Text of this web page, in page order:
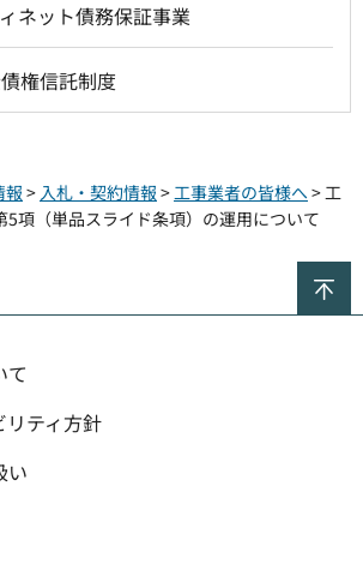
ネット債務保証事業
権信託制度
報 > 入札・契約情報 >工事業者の皆様へ> 工
項（単品スライド条項）の運用について
て
リティ方針
い